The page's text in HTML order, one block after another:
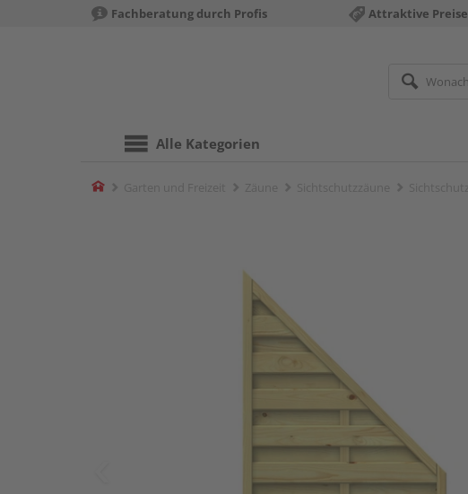
Fachberatung durch Profis Attraktive Preise
Alle Kategorien
Home